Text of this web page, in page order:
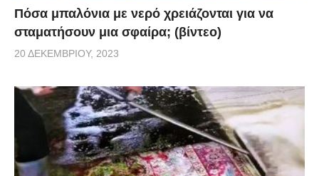
Πόσα μπαλόνια με νερό χρειάζονται για να
σταματήσουν μια σφαίρα; (βίντεο)
20 ΔΕΚΕΜΒΡΊΟΥ, 2023